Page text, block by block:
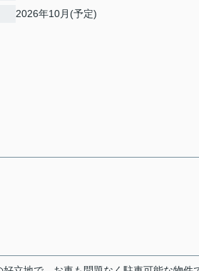
2026年10月(予定)